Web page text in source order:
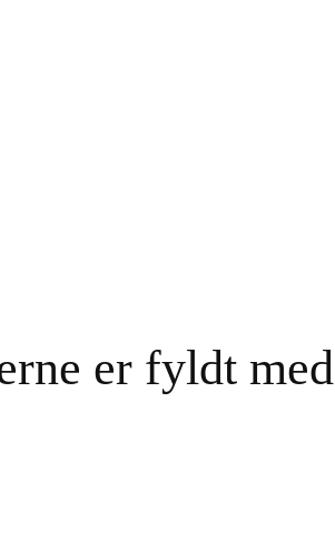
er fyldt med